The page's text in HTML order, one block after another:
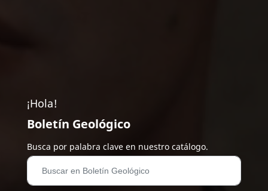
¡Hola!
Boletín Geológico
Busca por palabra clave en nuestro catálogo.